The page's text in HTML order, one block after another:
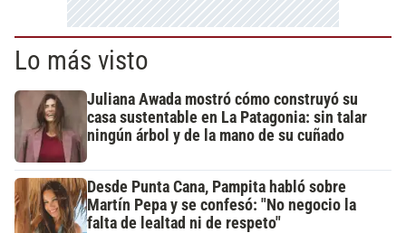
Lo más visto
Juliana Awada mostró cómo construyó su
casa sustentable en La Patagonia: sin talar
ningún árbol y de la mano de su cuñado
Desde Punta Cana, Pampita habló sobre
Martín Pepa y se confesó: "No negocio la
falta de lealtad ni de respeto"